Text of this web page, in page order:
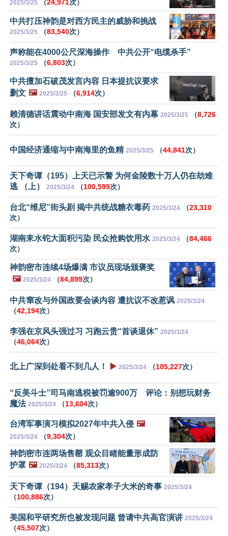
2025/3/25 （24,971次）
中共打压神韵是对西方民主的威胁和挑战
2025/3/25 （83,540次）
声称能在4000公尺深海操作 中共公开“电缆杀手”
2025/3/25 （6,803次）
中共擅加石破茂发言内容 日本提抗议要求
删文 🖼️ 2025/3/25 （6,914次）
赖清德讲话震动中南海 国安部发文有内幕 2025/3/25 （8,726
次）
中国经济通缩与中南海里的鱼精 2025/3/25 （44,841次）
天下奇谭（195）上天已示警 为何金陵数十万人仍在劫难
逃 （上）
2025/3/24 （100,599次）
台北“维尼”街头剧 揭中共统战糖衣毒药 2025/3/24 （23,310
次）
湖南耒水铊大面积污染 民众抢购饮用水 2025/3/24 （84,466
次）
神韵密市连续4场爆满 市议员现场颁褒奖
🖼️ 2025/3/24 （84,899次）
中共窜改与外国政要会谈内容 遭抗议不改惹讽 2025/3/24
（42,194次）
李强在京风头强过习 习跑云贵“首谈退休” 2025/3/24
（46,064次）
北上广深到处看不到几人！ ▶️ 2025/3/24 （105,227次）
“反美斗士”司马南逃税被罚逾900万 评论：别想玩财务
魔法 2025/3/24 （13,604次）
台湾军事演习模拟2027年中共入侵 🖼️
2025/3/24 （9,304次）
神韵密市连两场售罄 观众目睹能量形成防
护罩 🖼️ 2025/3/24 （85,313次）
天下奇谭（194）天赐农家孝子大米的奇事 2025/3/24
（100,886次）
美国和平研究所也被发现问题 曾请中共高官演讲 2025/3/24
（45,507次）